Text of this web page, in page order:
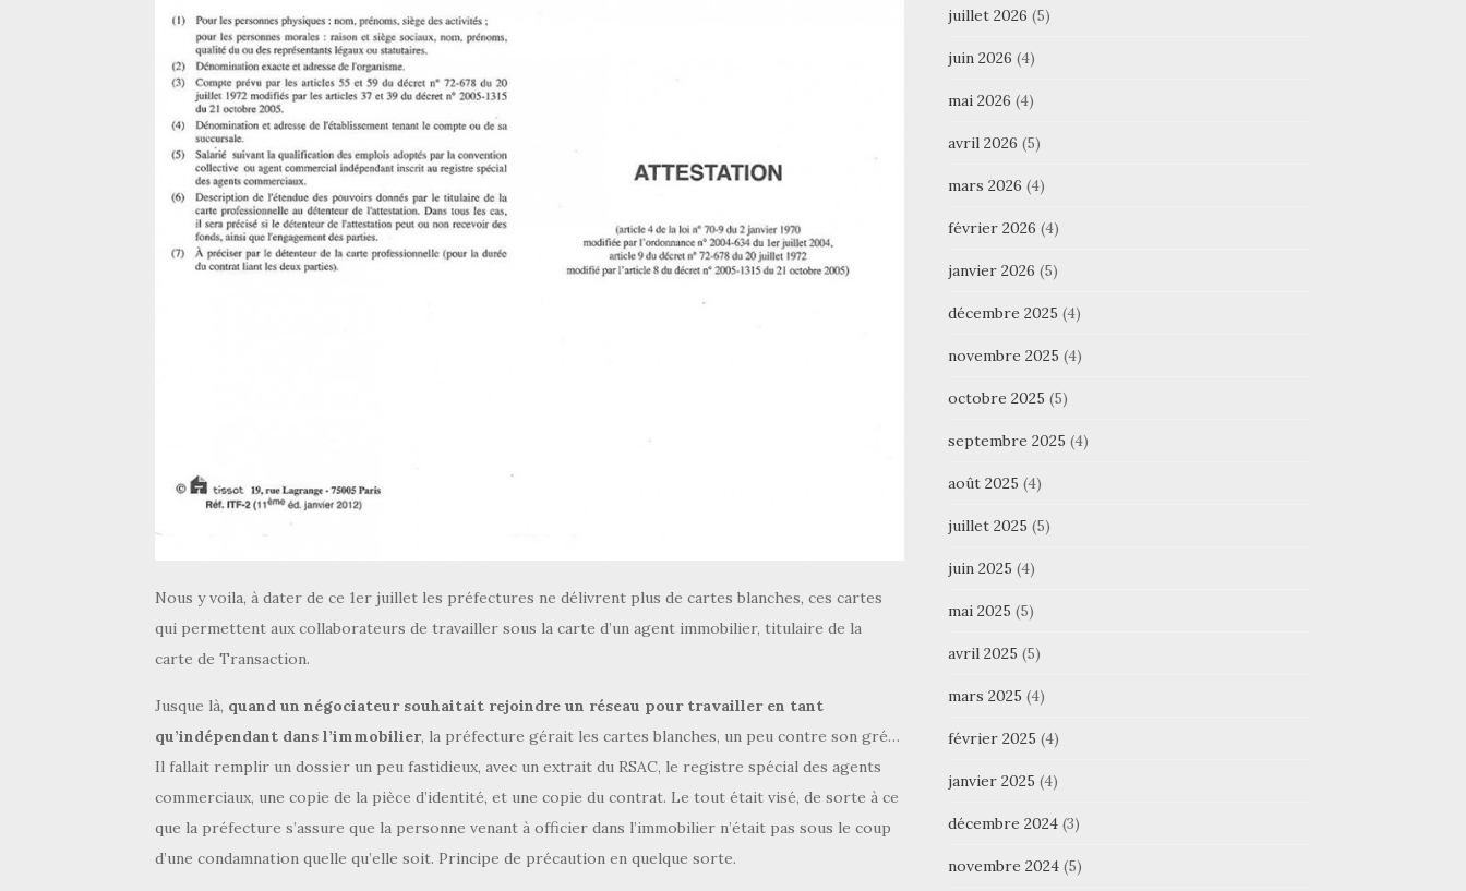
Nous y voila, à dater de ce 1er juillet les préfectures ne délivrent plus de cartes blanches, ces cartes
qui permettent aux collaborateurs de travailler sous la carte d’un agent immobilier, titulaire de la
carte de Transaction.
Jusque là, quand un négociateur souhaitait rejoindre un réseau pour travailler en tant
qu’indépendant dans l’immobilier, la préfecture gérait les cartes blanches, un peu contre son gré…
Il fallait remplir un dossier un peu fastidieux, avec un extrait du RSAC, le registre spécial des agents
commerciaux, une copie de la pièce d’identité, et une copie du contrat. Le tout était visé, de sorte à ce
que la préfecture s’assure que la personne venant à officier dans l’immobilier n’était pas sous le coup
d’une condamnation quelle qu’elle soit. Principe de précaution en quelque sorte.
juillet 2026 (5)
juin 2026 (4)
mai 2026 (4)
avril 2026 (5)
mars 2026 (4)
février 2026 (4)
janvier 2026 (5)
décembre 2025 (4)
novembre 2025 (4)
octobre 2025 (5)
septembre 2025 (4)
août 2025 (4)
juillet 2025 (5)
juin 2025 (4)
mai 2025 (5)
avril 2025 (5)
mars 2025 (4)
février 2025 (4)
janvier 2025 (4)
décembre 2024(3)
novembre 2024(5)